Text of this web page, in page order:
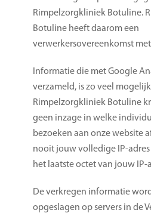
Rimpelzorgkliniek Botuline.
Botuline heeft daarom een
verwerkersovereenkomst
Informatie die met Google
verzameld, is zo veel
Rimpelzorgkliniek Botuline
geen inzage in welke
bezoeken aan onze website
nooit jouw volledige IP-
het laatste octet van jouw IP-
De verkregen informatie
opgeslagen op servers in de